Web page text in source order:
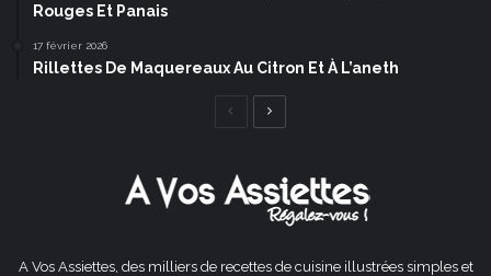
Rouges Et Panais
17 février 2026
Rillettes De Maquereaux Au Citron Et À L’aneth
Page
A Vos Assiettes, des milliers de recettes de cuisine illustrées simples et